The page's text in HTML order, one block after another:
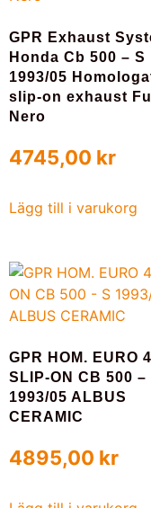
GPR Exhaust
Honda Cb 500 – S
1993/05
slip-on exhaust
Nero
4745,00 kr
Lägg till i varukorg
GPR HOM. EURO 4
SLIP-ON CB 500 –
1993/05 ALBUS
CERAMIC
4895,00 kr